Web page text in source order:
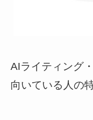
AIライティング
向いている人の